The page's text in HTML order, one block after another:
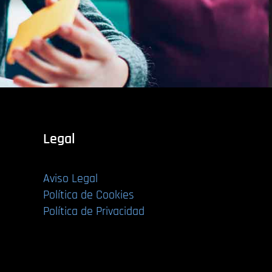
Legal
Aviso Legal
Política de Cookies
Política de Privacidad